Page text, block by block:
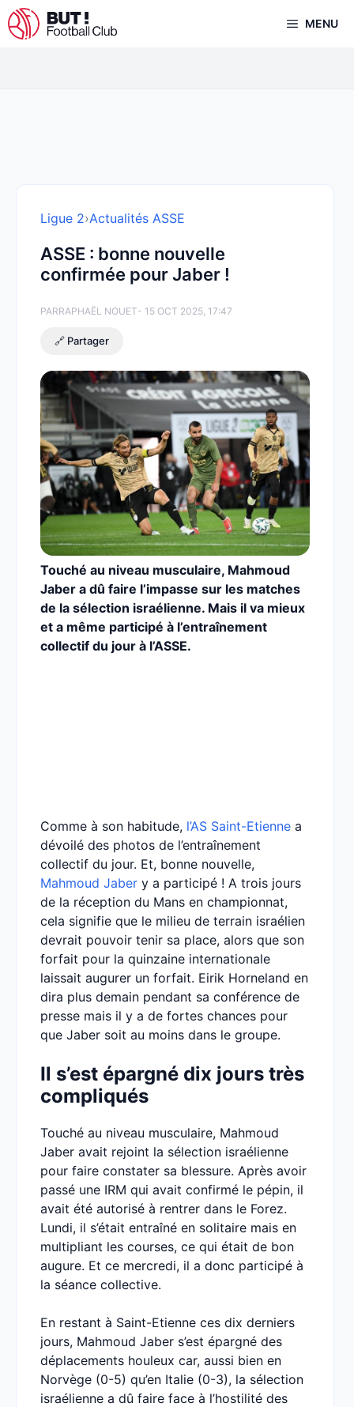
Aller
au
MENU
Ligue 2›Actualités ASSE
ASSE : bonne nouvelle
confirmée pour Jaber !
PARRAPHAËL NOUET- 15 OCT 2025, 17:47
🔗 Partager
Touché au niveau musculaire, Mahmoud
Jaber a dû faire l’impasse sur les matches
de la sélection israélienne. Mais il va mieux
et a même participé à l’entraînement
collectif du jour à l’ASSE.
Comme à son habitude, l’AS Saint-Etienne a
dévoilé des photos de l’entraînement
collectif du jour. Et, bonne nouvelle,
Mahmoud Jaber y a participé ! A trois jours
de la réception du Mans en championnat,
cela signifie que le milieu de terrain israélien
devrait pouvoir tenir sa place, alors que son
forfait pour la quinzaine internationale
laissait augurer un forfait. Eirik Horneland en
dira plus demain pendant sa conférence de
presse mais il y a de fortes chances pour
que Jaber soit au moins dans le groupe.
Il s’est épargné dix jours très
compliqués
Touché au niveau musculaire, Mahmoud
Jaber avait rejoint la sélection israélienne
pour faire constater sa blessure. Après avoir
passé une IRM qui avait confirmé le pépin, il
avait été autorisé à rentrer dans le Forez.
Lundi, il s’était entraîné en solitaire mais en
multipliant les courses, ce qui était de bon
augure. Et ce mercredi, il a donc participé à
la séance collective.
En restant à Saint-Etienne ces dix derniers
jours, Mahmoud Jaber s’est épargné des
déplacements houleux car, aussi bien en
Norvège (0-5) qu’en Italie (0-3), la sélection
israélienne a dû faire face à l’hostilité des